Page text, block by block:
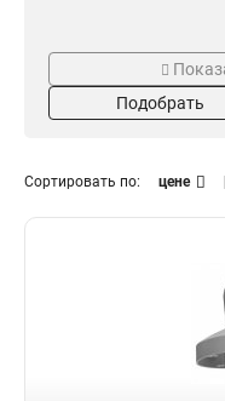
Серый 16
255х171х3555мм
Подобрать
Сортировать по: цене